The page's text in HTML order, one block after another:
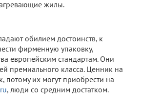
жилы.
обилием достоинств, к
фирменную упаковку,
европейским стандартам. Они
премиального класса. Ценник на
потому их могут приобрести на
, люди со средним достатком.